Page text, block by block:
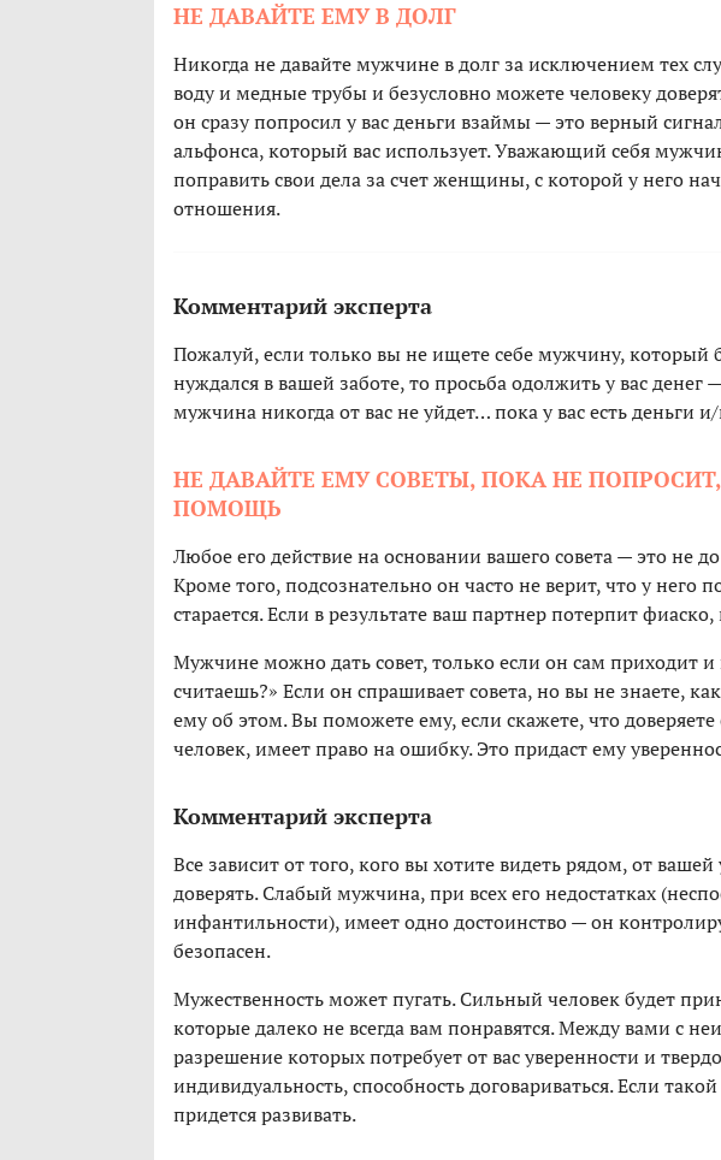
НЕ ДАВАЙТЕ ЕМУ В ДОЛГ
Никогда не давайте мужчине в долг за исключением тех
воду и медные трубы и безусловно можете человеку
он сразу попросил у вас деньги взаймы — это верный
альфонса, который вас использует. Уважающий себя
поправить свои дела за счет женщины, с которой у него
отношения.
Комментарий эксперта
Пожалуй, если только вы не ищете себе мужчину, который
нуждался в вашей заботе, то просьба одолжить у вас денег
мужчина никогда от вас не уйдет… пока у вас есть деньги
НЕ ДАВАЙТЕ ЕМУ СОВЕТЫ, ПОКА НЕ
ПОМОЩЬ
Любое его действие на основании вашего совета — это не
Кроме того, подсознательно он часто не верит, что у него
старается. Если в результате ваш партнер потерпит
Мужчине можно дать совет, только если он сам приходит
считаешь?» Если он спрашивает совета, но вы не знаете,
ему об этом. Вы поможете ему, если скажете, что
человек, имеет право на ошибку. Это придаст ему
Комментарий эксперта
Все зависит от того, кого вы хотите видеть рядом, от
доверять. Слабый мужчина, при всех его недостатках
инфантильности), имеет одно достоинство — он
безопасен.
Мужественность может пугать. Сильный человек будет
которые далеко не всегда вам понравятся. Между вами с
разрешение которых потребует от вас уверенности и
индивидуальность, способность договариваться. Если
придется развивать.